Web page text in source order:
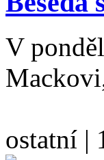
V
ostatní |